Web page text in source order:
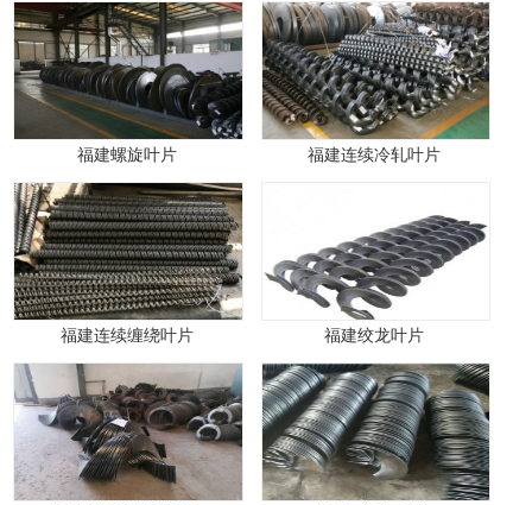
福建螺旋叶片 福建连续冷轧叶片
福建连续缠绕叶片 福建绞龙叶片